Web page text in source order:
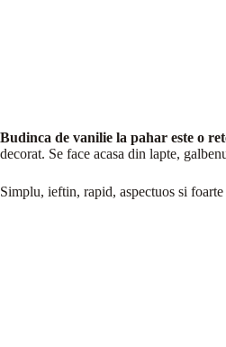
Budinca de vanilie la pahar este o
decorat. Se face acasa din lapte,
Simplu, ieftin, rapid, aspectuos si